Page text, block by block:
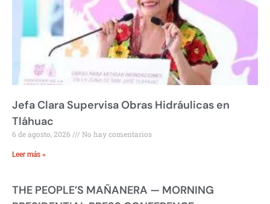
Jefa Clara Supervisa Obras Hidráulicas en
Tláhuac
6 de agosto, 2026 No hay comentarios
Leer más »
THE PEOPLE’S MAÑANERA — MORNING